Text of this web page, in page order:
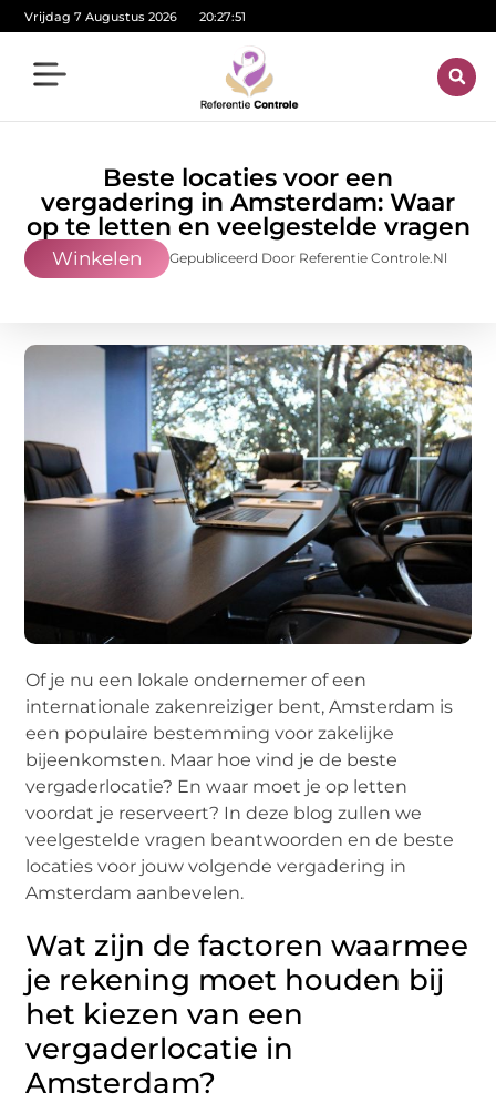
Vrijdag 7 Augustus 2026 20:27:53
Beste locaties voor een
vergadering in Amsterdam: Waar
op te letten en veelgestelde vragen
Winkelen Gepubliceerd Door Referentie Controle.nl
Of je nu een lokale ondernemer of een
internationale zakenreiziger bent, Amsterdam is
een populaire bestemming voor zakelijke
bijeenkomsten. Maar hoe vind je de beste
vergaderlocatie? En waar moet je op letten
voordat je reserveert? In deze blog zullen we
veelgestelde vragen beantwoorden en de beste
locaties voor jouw volgende vergadering in
Amsterdam aanbevelen.
Wat zijn de factoren waarmee
je rekening moet houden bij
het kiezen van een
vergaderlocatie in
Amsterdam?